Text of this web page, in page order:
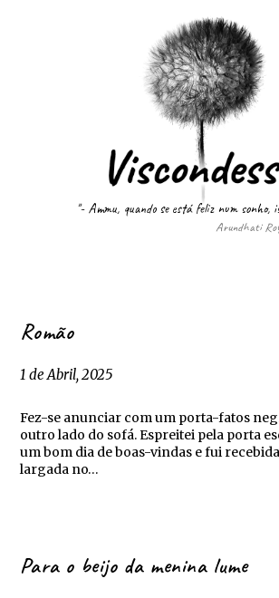
"- Ammu, quando se está feliz num sonho,
Arundhati
Romão
1 de Abril, 2025
Fez-se anunciar com um porta-fatos
outro lado do sofá. Espreitei pela porta
um bom dia de boas-vindas e fui
largada no…
Para o beijo da menina lume